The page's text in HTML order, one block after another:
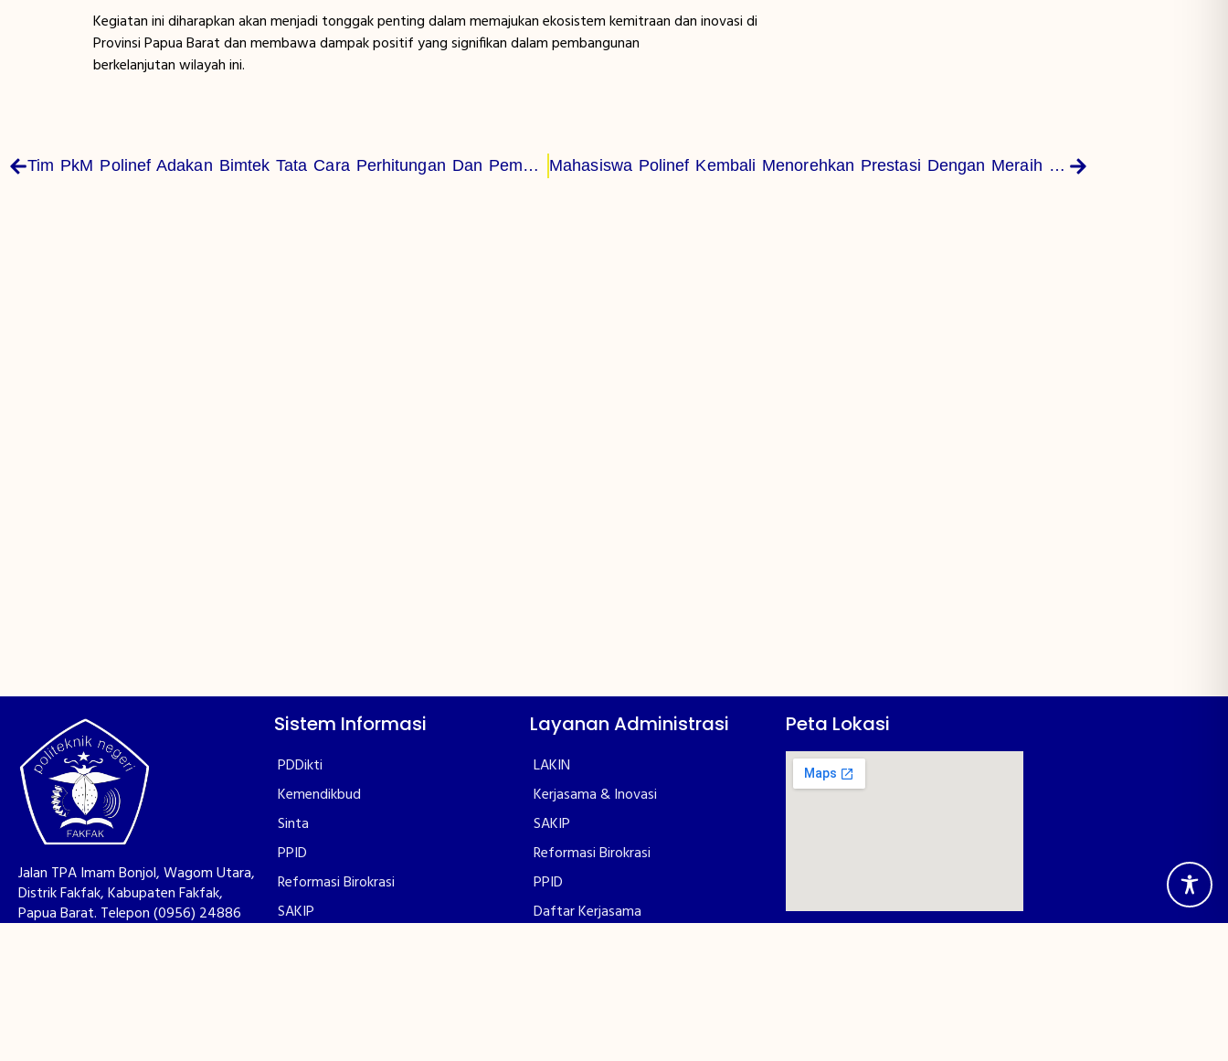
Kegiatan ini diharapkan akan menjadi tonggak penting dalam memajukan ekosistem kemitraan dan inovasi di
Provinsi Papua Barat dan membawa dampak positif yang signifikan dalam pembangunan
berkelanjutan wilayah ini.
Tim PkM Polinef Adakan Bimtek Tata Cara Perhitungan Dan Pembagian Warisan Mahasiswa Polinef Kembali Menorehkan Prestasi Dengan Meraih Gold Medal Di Ajang International Bertajuk International Applied Science Project Olympiad (i2ASPRO)
Jalan TPA Imam Bonjol, Wagom Utara,
Distrik Fakfak, Kabupaten Fakfak,
Papua Barat. Telepon (0956) 24886
Sistem Informasi
PDDikti
Kemendikbud
Sinta
PPID
Reformasi Birokrasi
SAKIP
Layanan Administrasi
LAKIN
Kerjasama & Inovasi
SAKIP
Reformasi Birokrasi
PPID
Daftar Kerjasama
Peta Lokasi